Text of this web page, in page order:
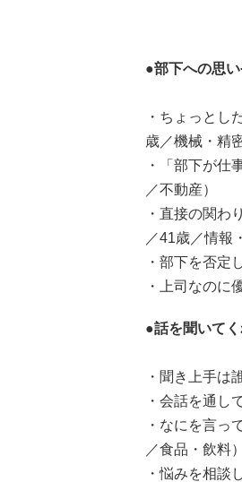
●部下への思
・ちょっとし
歳／機械・精
・「部下が仕
／不動産）
・直接の関わ
／41歳／情報
・部下を否定
・上司なのに
●話を聞いて
・聞き上手は
・会話を通し
・なにを言っ
／食品・飲料）
・悩みを相談